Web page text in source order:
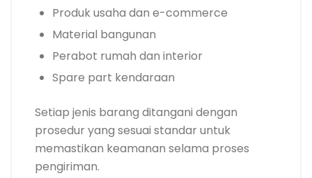
Produk usaha dan e-commerce
Material bangunan
Perabot rumah dan interior
Spare part kendaraan
Setiap jenis barang ditangani dengan
prosedur yang sesuai standar untuk
memastikan keamanan selama proses
pengiriman.